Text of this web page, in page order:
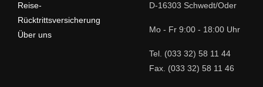
Reise-
Rücktrittsversicherung
Über uns
D-16303 Schwedt/Oder
Mo - Fr 9:00 - 18:00 Uhr
Tel. (033 32) 58 11 44
Fax. (033 32) 58 11 46